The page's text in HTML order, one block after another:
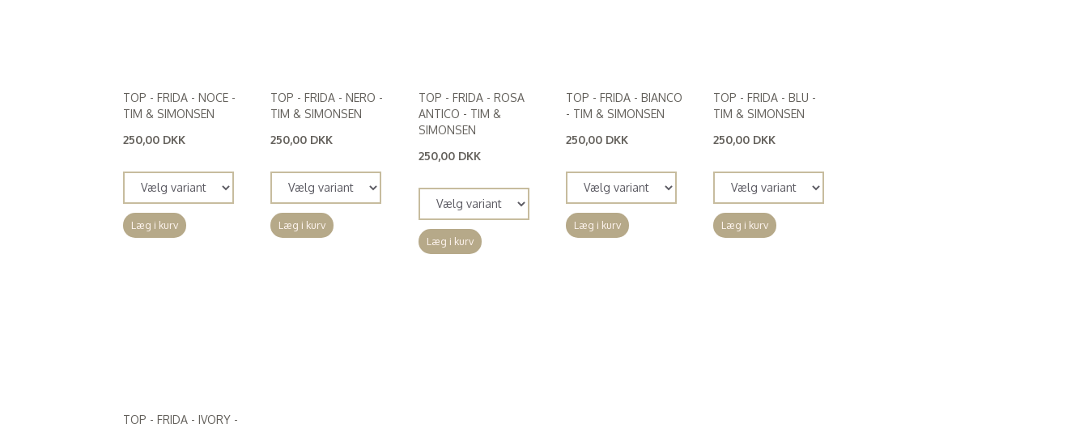
TOP - FRIDA - NOCE -
TIM & SIMONSEN
250,00 DKK
Læg i kurv
TOP - FRIDA - NERO -
TIM & SIMONSEN
250,00 DKK
Læg i kurv
TOP - FRIDA - ROSA
ANTICO - TIM &
SIMONSEN
250,00 DKK
Læg i kurv
TOP - FRIDA - BIANCO
- TIM & SIMONSEN
250,00 DKK
Læg i kurv
TOP - FRIDA - BLU -
TIM & SIMONSEN
250,00 DKK
Læg i kurv
TOP - FRIDA - IVORY -